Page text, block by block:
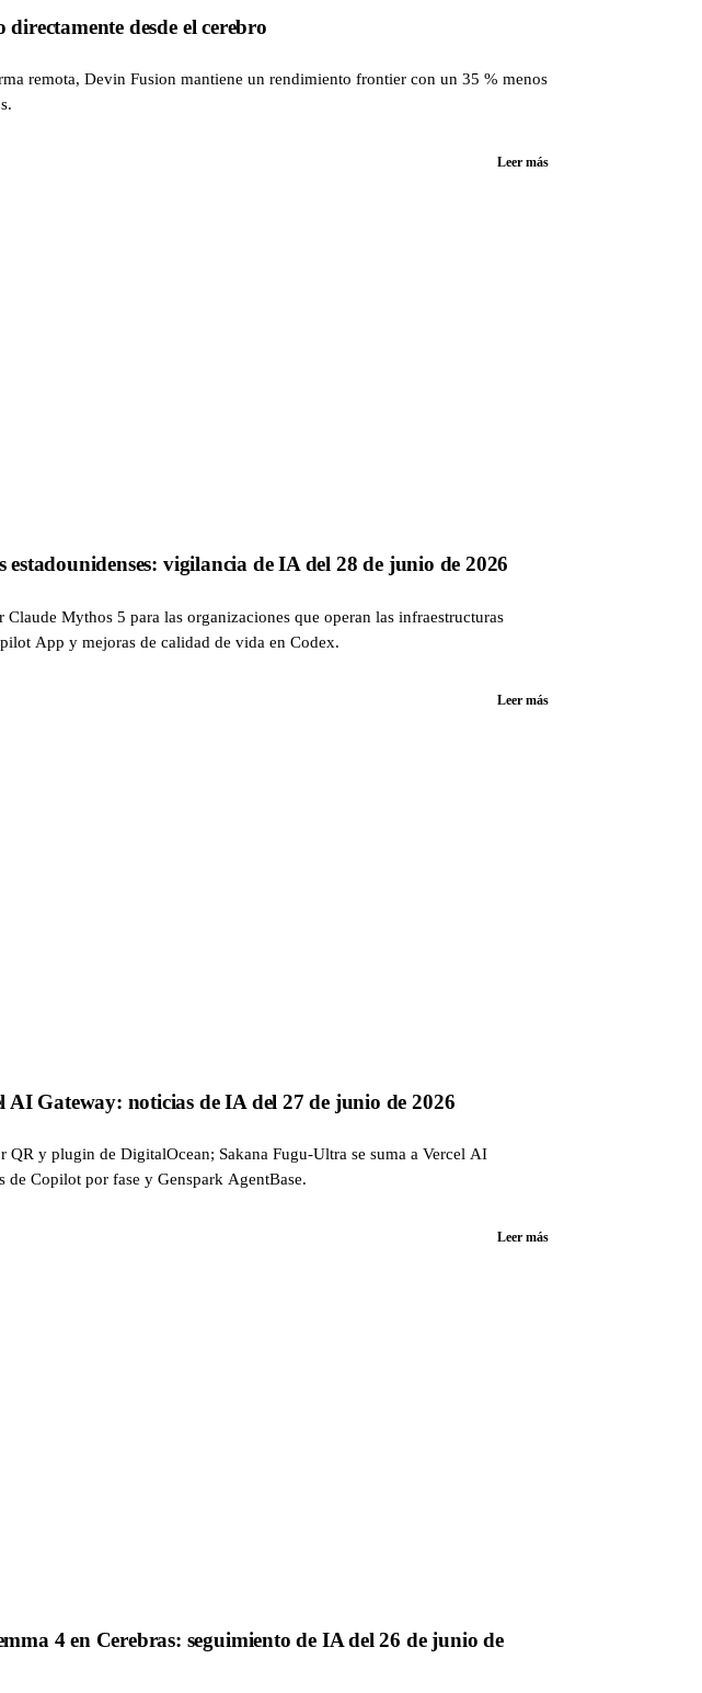
desde el cerebro
remota, Devin Fusion mantiene un rendimiento frontier con un 35 % menos
Leer más
vigilancia de IA del 28 de junio de 2026
Mythos 5 para las organizaciones que operan las infraestructuras
App y mejoras de calidad de vida en Codex.
Leer más
Gateway: noticias de IA del 27 de junio de 2026
y plugin de DigitalOcean; Sakana Fugu-Ultra se suma a Vercel AI
de Copilot por fase y Genspark AgentBase.
Leer más
4 en Cerebras: seguimiento de IA del 26 de junio de